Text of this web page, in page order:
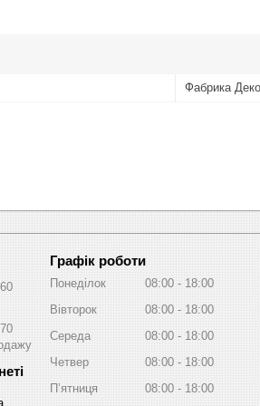
Фабрика
Графік роботи
Понеділок 08:00
18:00
Вівторок
08:00
18:00
Середа
08:00
18:00
Четвер
08:00
18:00
Пʼятниця
08:00 18:00